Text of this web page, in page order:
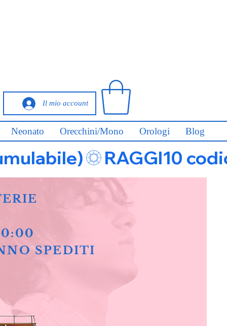
Il mio account
Neonato Orecchini/Mono Orologi Blog
SPEDITI